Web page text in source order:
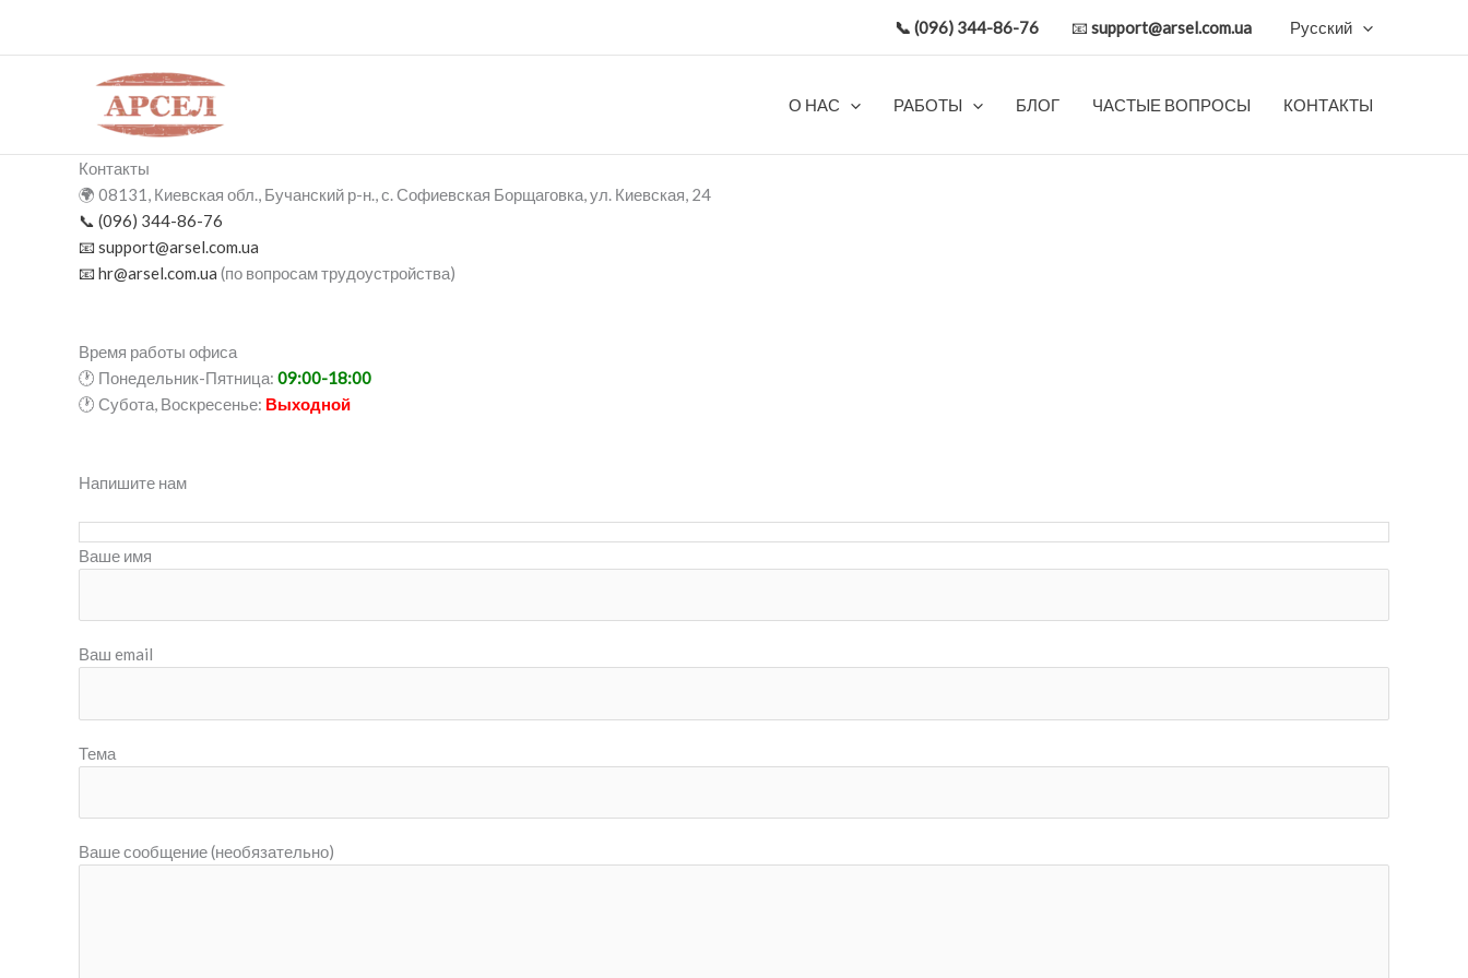
📞 (096) 344-86-76 📧 support@arsel.com.ua Русский
О НАС РАБОТЫ БЛОГ ЧАСТЫЕ ВОПРОСЫ КОНТАКТЫ
Контакты
🌍 08131, Киевская обл., Бучанский р-н., с. Софиевская Борщаговка, ул. Киевская, 24
📞 (096) 344-86-76
📧 support@arsel.com.ua
📧 hr@arsel.com.ua (по вопросам трудоустройства)
Время работы офиса
🕐 Понедельник-Пятница: 09:00-18:00
🕐 Субота, Воскресенье: Выходной
Напишите нам
Ваше имя
Ваш email
Тема
Ваше сообщение (необязательно)